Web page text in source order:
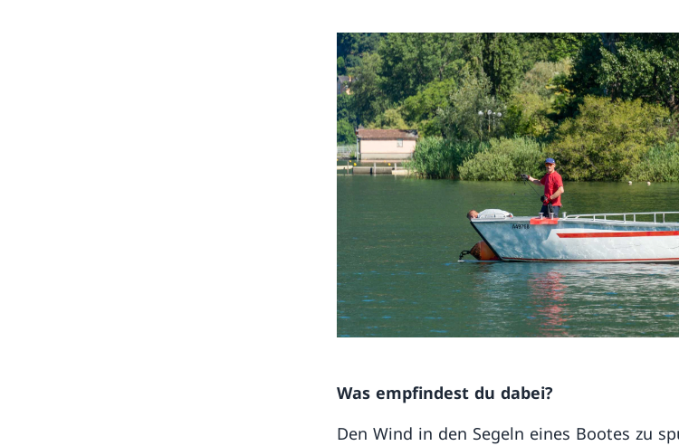
Was empfindest du dabei?
Den Wind in den Segeln eines Bootes zu